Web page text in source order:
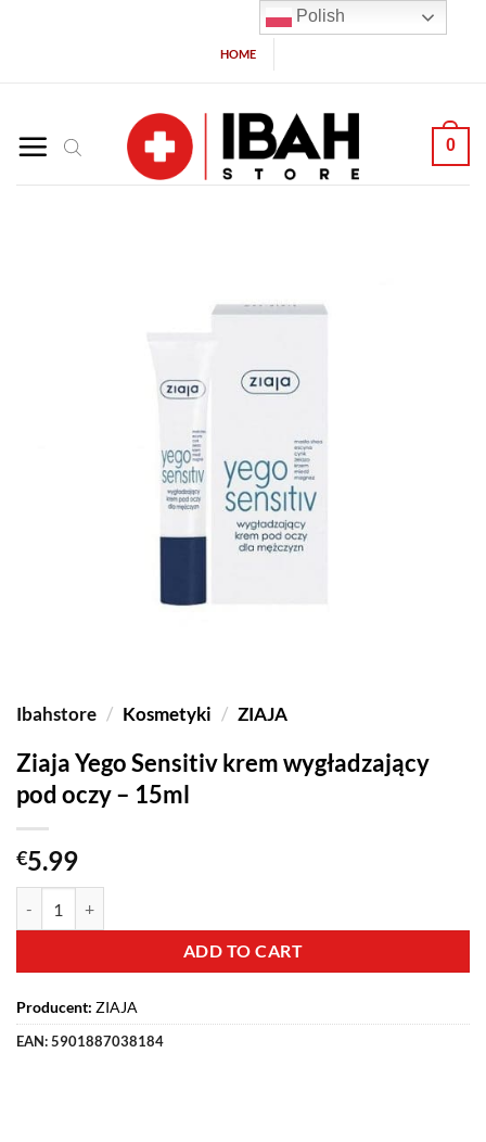
HOME
0
Ibahstore / Kosmetyki / ZIAJA
Ziaja Yego Sensitiv krem wygładzający
pod oczy – 15ml
€5.99
ADD TO CART
Producent: ZIAJA
EAN:5901887038184
Polish